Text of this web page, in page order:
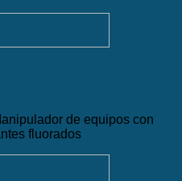
de equipos con
fluorados